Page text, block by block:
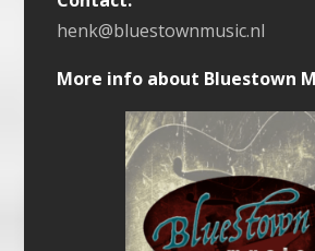
henk@bluestownmusic.nl
More info about Bluestown